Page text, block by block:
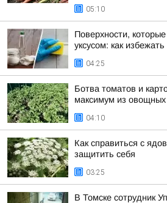
05:10
Поверхности,
уксусом: как
04:25
Ботва томатов и
максимум из овощных
04:10
Как справиться с
защитить себя
03:25
В Томске сотрудник